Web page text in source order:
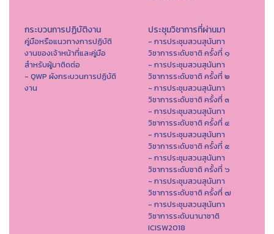
กระบวนการปฏิบัติงาน
คู่มือหรือแนวทางการปฏิบัติ
งานของเจ้าหน้าที่และคู่มือ
สำหรับผู้มาติดต่อ
- QWP ผังกระบวนการปฏิบัติ
งาน
ประชุมวิชาการที่ผ่านมา
- การประชุมสวนสุนันทา
วิชาการระดับชาติ ครั้งที่ ๑
- การประชุมสวนสุนันทา
วิชาการระดับชาติ ครั้งที่ ๒
- การประชุมสวนสุนันทา
วิชาการระดับชาติ ครั้งที่ ๓
- การประชุมสวนสุนันทา
วิชาการระดับชาติ ครั้งที่ ๔
- การประชุมสวนสุนันทา
วิชาการระดับชาติ ครั้งที่ ๕
- การประชุมสวนสุนันทา
วิชาการระดับชาติ ครั้งที่ ๖
- การประชุมสวนสุนันทา
วิชาการระดับชาติ ครั้งที่ ๗
- การประชุมสวนสุนันทา
วิชาการระดับนานาชาติ
ICISW2018